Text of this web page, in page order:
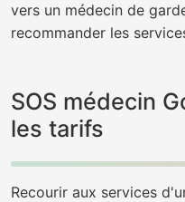
vers un médecin de
recommander les
SOS médecin
les tarifs
Recourir aux services